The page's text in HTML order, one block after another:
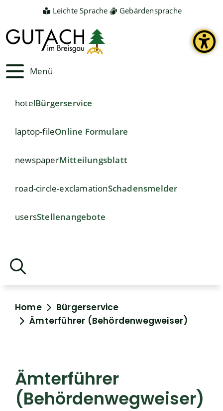
Leichte Sprache Gebärdensprache
Menü
hotelBürgerservice
laptop-fileOnline Formulare
newspaperMitteilungsblatt
road-circle-exclamationSchadensmelder
usersStellenangebote
Home
Bürgerservice
Ämterführer (Behördenwegweiser)
Ämterführer
(Behördenwegweiser)